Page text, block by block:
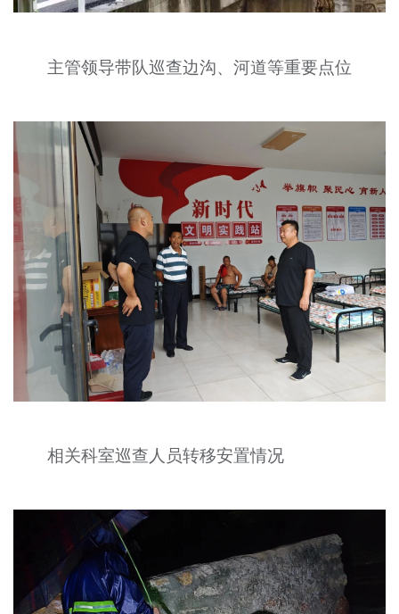
主管领导带队巡查边沟、河道等重要点位
相关科室巡查人员转移安置情况